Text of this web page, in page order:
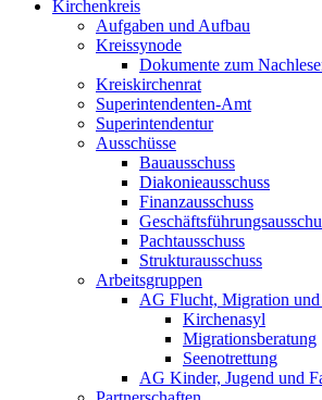
Kirchenkreis
Aufgaben und Aufbau
Kreissynode
Dokumente zum
Kreiskirchenrat
Superintendenten-Amt
Superintendentur
Ausschüsse
Bauausschuss
Diakonieausschuss
Finanzausschuss
Pachtausschuss
Strukturausschuss
Arbeitsgruppen
AG Flucht, Migration und
Kirchenasyl
Migrationsberatung
Seenotrettung
AG Kinder, Jugend und